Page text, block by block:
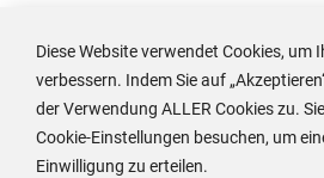
ADA Cosmetics
Diese Website verwendet Cookies, um
verbessern. Indem Sie auf
der Verwendung ALLER Cookies zu.
Cookie-Einstellungen besuchen, um
Einwilligung zu erteilen.